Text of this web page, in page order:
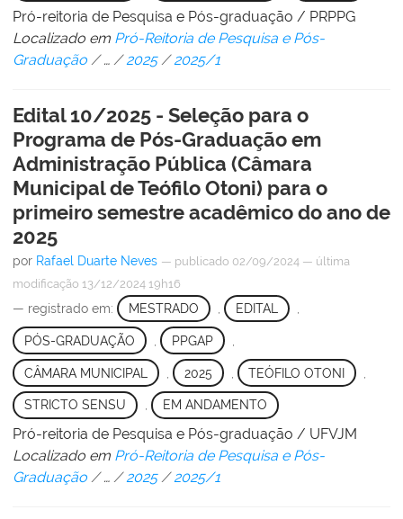
Pró-reitoria de Pesquisa e Pós-graduação / PRPPG
Localizado em Pró-Reitoria de Pesquisa e Pós-
Graduação /… /2025 /2025/1
Edital 10/2025 - Seleção para o
Programa de Pós-Graduação em
Administração Pública (Câmara
Municipal de Teófilo Otoni) para o
primeiro semestre acadêmico do ano de
2025
por Rafael Duarte Neves — publicado 02/09/2024 — última
modificação 13/12/2024 19h16
— registrado em: MESTRADO EDITAL
PÓS-GRADUAÇÃO PPGAP
CÂMARA MUNICIPAL 2025 TEÓFILO OTONI
STRICTO SENSU , EM ANDAMENTO
Pró-reitoria de Pesquisa e Pós-graduação / UFVJM
Localizado em Pró-Reitoria de Pesquisa e Pós-
Graduação /… /2025 /2025/1